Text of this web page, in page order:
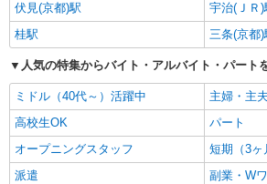
伏見(京都)駅
宇治(ＪＲ)
桂駅
三条(京都)
人気の特集からバイト・アルバイト・パート
ミドル（40代～）活躍中
主婦・主
高校生OK
パート
オープニングスタッフ
短期（3ヶ
派遣
副業・W